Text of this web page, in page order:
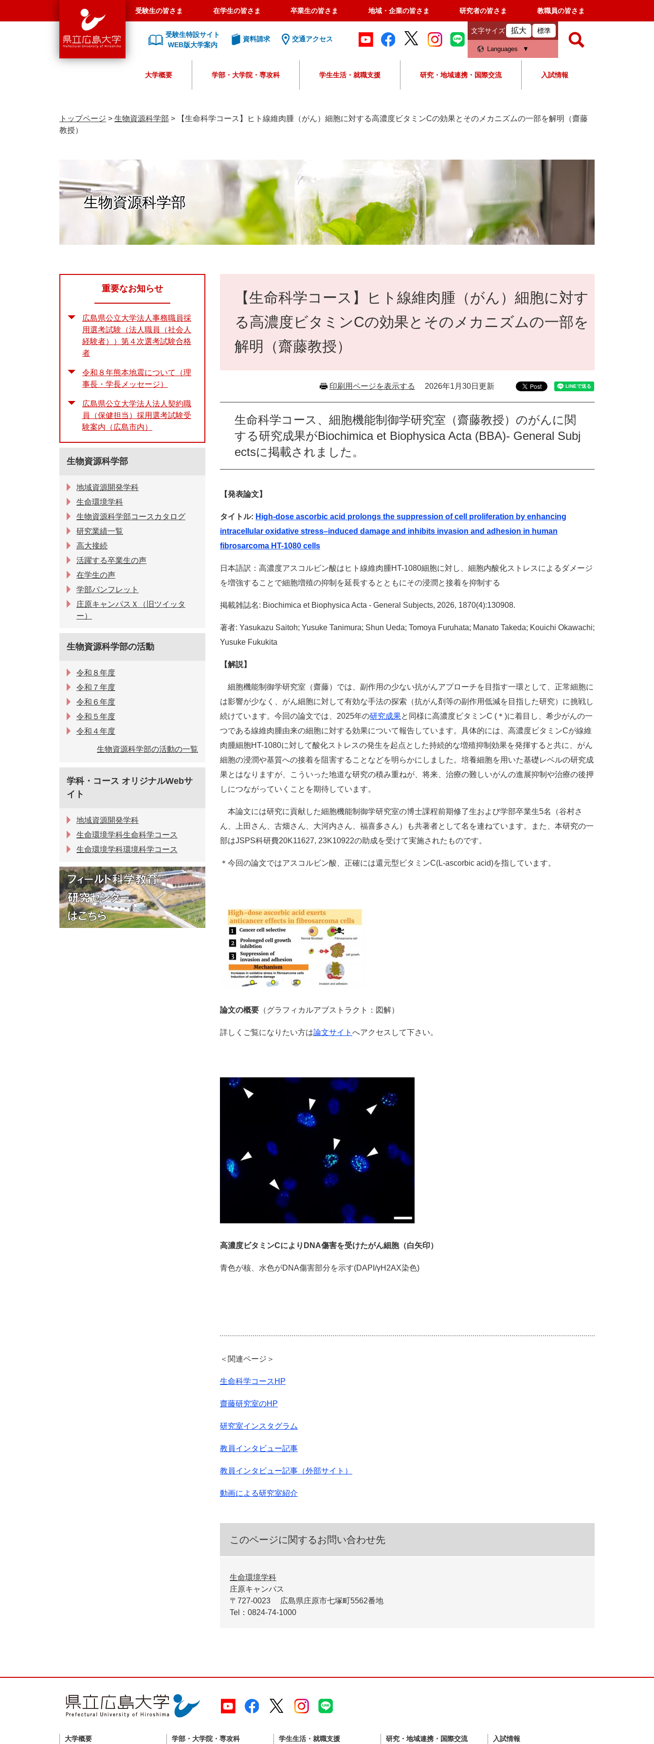
島
大
受験生の皆さま 在学生の皆さま 卒業生の皆さま 地域・企業の皆さま 研究者の皆さま 教職員の皆さま
受験生特設サイト
WEB版大学案内
資料請求 交通アクセス
文字サイズ 拡大 標準
Languages
o
カ
ス
タ
ム
索
大学概要 学部・大学院・専攻科 学生生活・就職支援 研究・地域連携・国際交流 入試情報
トップページ > 生物資源科学部 >
【生命科学コース】ヒト線維肉腫（がん）細胞に対する高濃度ビタミンCの効果とそのメカニズムの一部を解明（齋藤
教授）
生物資源科学部
【生命科学コース】ヒト線維肉腫（がん）細胞に対す
る高濃度ビタミンCの効果とそのメカニズムの一部を
解明（齋藤教授）
印刷用ページを表示する 2026年1月30日更新
​生命科学コース、細胞機能制御学研究室（齋藤教授）のがんに関
する研究成果がBiochimica et Biophysica Acta (BBA)- General Subj
ectsに掲載されました。
【発表論文】
タイトル: High-dose ascorbic acid prolongs the suppression of cell proliferation by enhancing
intracellular oxidative stress–induced damage and inhibits invasion and adhesion in human
fibrosarcoma HT-1080 cells
日本語訳： 高濃度アスコルビン酸はヒト線維肉腫HT-1080細胞に対し、細胞内酸化ストレスによるダメージ
を増強することで細胞増殖の抑制を延長するとともにその浸潤と接着を抑制する
掲載雑誌名: Biochimica et Biophysica Acta - General Subjects, 2026, 1870(4):130908.
著者: Yasukazu Saitoh; Yusuke Tanimura; Shun Ueda; Tomoya Furuhata; Manato Takeda; Kouichi Okawachi;
Yusuke Fukukita
【解説】
細胞機能制御学研究室（齋藤）では、副作用の少ない抗がんアプローチを目指す一環として、正常細胞に
は影響が少なく、がん細胞に対して有効な手法の探索（抗がん剤等の副作用低減を目指した研究）に挑戦し
続けています。今回の論文では、2025年の研究成果と同様に高濃度ビタミンC (＊)に着目し、希少がんの一
つである線維肉腫由来の細胞に対する効果について報告しています。具体的には、高濃度ビタミンCが線維
肉腫細胞HT-1080に対して酸化ストレスの発生を起点とした持続的な増殖抑制効果を発揮すると共に、がん
細胞の浸潤や基質への接着を阻害することなどを明らかにしました。培養細胞を用いた基礎レベルの研究成
果とはなりますが、こういった地道な研究の積み重ねが、将来、治療の難しいがんの進展抑制や治療の後押
しにつながっていくことを期待しています。
本論文には研究に貢献した細胞機能制御学研究室の博士課程前期修了生および学部卒業生5名（谷村さ
ん、上田さん、古畑さん、大河内さん、福喜多さん）も共著者として名を連ねています。また、本研究の一
部はJSPS科研費20K11627, 23K10922の助成を受けて実施されたものです。
＊今回の論文ではアスコルビン酸、正確には還元型ビタミンC(L-ascorbic acid)を指しています。​
論文の概要 （グラフィカルアブストラクト：図解）​
詳しくご覧になりたい方は論文サイト へアクセスして下さい。
高濃度ビタミンCによりDNA傷害を受けたがん細胞（白矢印）
青色が核、水色がDNA傷害部分を示す(DAPI/γH2AX染色)
＜関連ページ＞
生命科学コースHP
齋藤研究室のHP
研究室インスタグラム
教員インタビュー記事
教員インタビュー記事（外部サイト）
動画による研究室紹介
このページに関するお問い合わせ先
生命環境学科
庄原キャンパス
〒727-0023
広島県庄原市七塚町5562番地
Tel：0824-74-1000
重要なお知らせ
広島県公立大学法人事務職員採
用選考試験（法人職員（社会人
経験者））第４次選考試験合格
者
令和８年熊本地震について（理
事長・学長メッセージ）
広島県公立大学法人法人契約職
員（保健担当）採用選考試験受
験案内（広島市内）
生物資源科学部
地域資源開発学科
生命環境学科
生物資源科学部コースカタログ
研究業績一覧
高大接続
活躍する卒業生の声
在学生の声
学部パンフレット
庄原キャンパスＸ（旧ツイッタ
ー）
生物資源科学部の活動
令和８年度
令和７年度
令和６年度
令和５年度
令和４年度
生物資源科学部の活動の一覧
学科・コース オリジナルWebサ
イト
地域資源開発学科
生命環境学科生命科学コース
生命環境学科環境科学コース
大学概要 学部・大学院・専攻科 学生生活・就職支援 研究・地域連携・国際交流 入試情報